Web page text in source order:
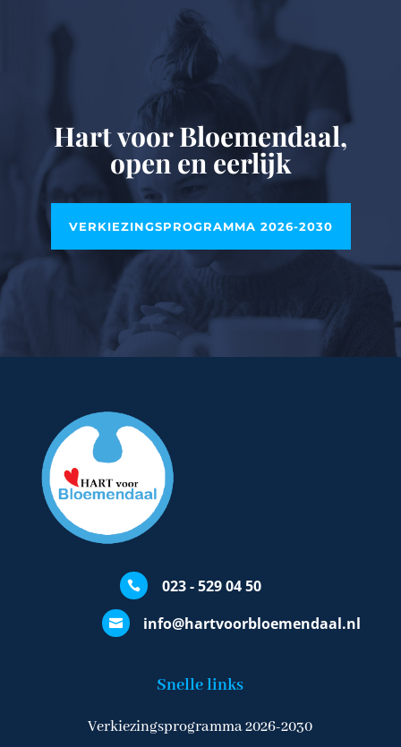
Hart voor Bloemendaal,
open en eerlijk
VERKIEZINGSPROGRAMMA 2026-2030
 023 - 529 04 50
 info@hartvoorbloemendaal.nl
Snelle links
Verkiezingsprogramma 2026-2030